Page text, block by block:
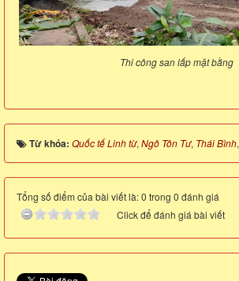
Thi công san lấp mặt bằng
Từ khóa: Quốc tế Linh từ, Ngô Tôn Tư, Thái Bình,
Tổng số điểm của bài viết là: 0 trong 0 đánh giá
Click để đánh giá bài viết